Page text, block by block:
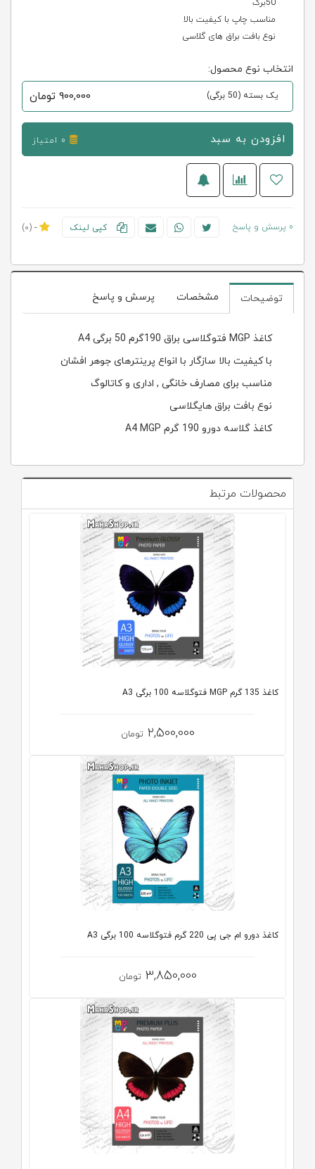
50برگ
مناسب چاپ با کیفیت بالا
نوع بافت براق های گلاسی
انتخاب نوع محصول:
یک بسته (50 برگی) 900,000 تومان
افزودن به سبد
0 پرسش و پاسخ کپی لینک -
(0)
توضیحات مشخصات پرسش و پاسخ
کاغذ MGP فتوگلاسی براق 190گرم 50 برگی A4
با کیفیت بالا سازگار با انواع پرینترهای جوهر افشان
مناسب برای مصارف خانگی , اداری و کاتالوگ
نوع بافت براق هایگلاسی
کاغذ گلاسه دورو 190 گرم A4 MGP
محصولات مرتبط
کاغذ 135 گرم MGP فتوگلاسه 100 برگی A3
2,500,000 تومان
کاغذ دورو ام جی پی 220 گرم فتوگلاسه 100 برگی A3
3,850,000 تومان